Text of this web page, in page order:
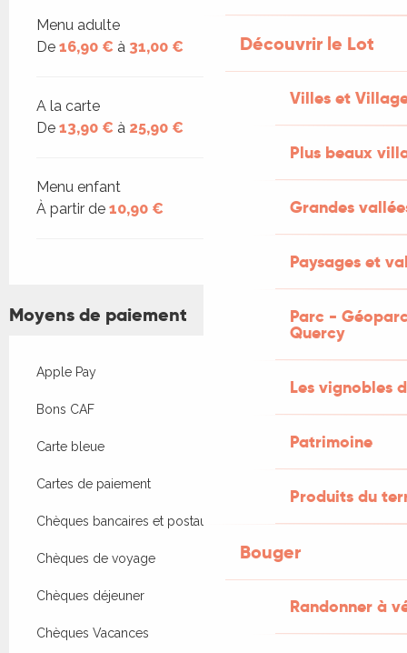
Découvrir le Lot
Villes et
Plus beaux
Grandes
Paysages et
Parc -
Quercy
Les vignobles
Patrimoine
Produits du
Bouger
Randonner à
Tarifs 2026
Menu adulte
De 16,90 € à 31,00 €
A la carte
De 13,90 € à 25,90 €
Menu enfant
À partir de 10,90 €
Moyens de paiement
Apple Pay
Bons CAF
Carte bleue
Cartes de paiement
Chèques bancaires et postaux
Chèques de voyage
Chèques déjeuner
Chèques Vacances